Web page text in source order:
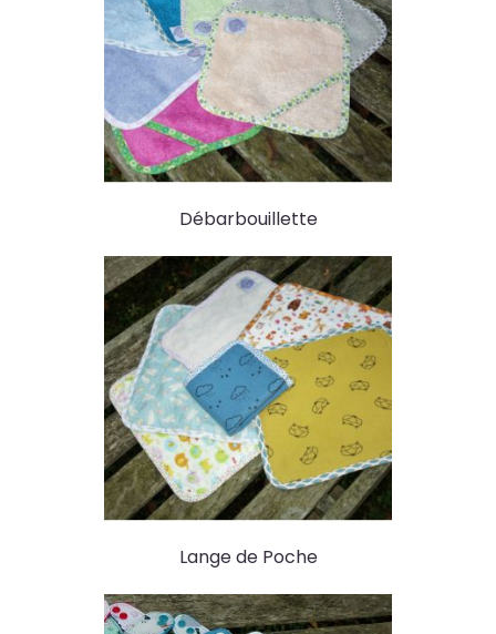
Débarbouillette
Lange de Poche